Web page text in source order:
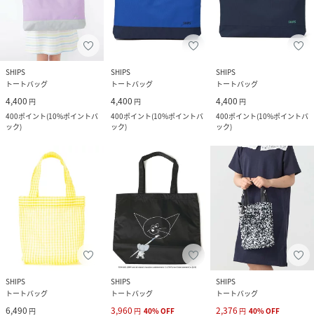
SHIPS
トートバッグ
4,400 円
400ポイント(10%ポイントバ
ック)
SHIPS
トートバッグ
4,400 円
400ポイント(10%ポイントバ
ック)
SHIPS
トートバッグ
4,400 円
400ポイント(10%ポイントバ
ック)
SHIPS
トートバッグ
6,490 円
SHIPS
トートバッグ
3,960 円 40%OFF
SHIPS
トートバッグ
2,376 円 40%OFF